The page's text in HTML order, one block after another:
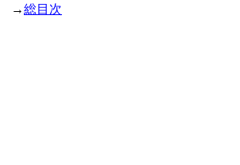
→総目次